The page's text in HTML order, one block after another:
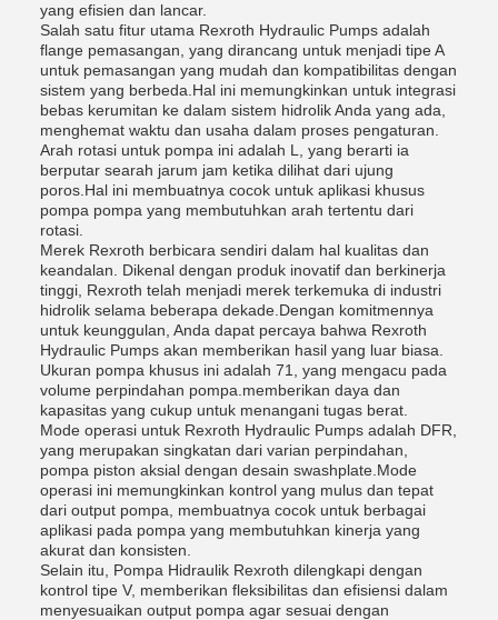
yang efisien dan lancar.
Salah satu fitur utama Rexroth Hydraulic Pumps adalah
flange pemasangan, yang dirancang untuk menjadi tipe A
untuk pemasangan yang mudah dan kompatibilitas dengan
sistem yang berbeda.Hal ini memungkinkan untuk integrasi
bebas kerumitan ke dalam sistem hidrolik Anda yang ada,
menghemat waktu dan usaha dalam proses pengaturan.
Arah rotasi untuk pompa ini adalah L, yang berarti ia
berputar searah jarum jam ketika dilihat dari ujung
poros.Hal ini membuatnya cocok untuk aplikasi khusus
pompa pompa yang membutuhkan arah tertentu dari
rotasi.
Merek Rexroth berbicara sendiri dalam hal kualitas dan
keandalan. Dikenal dengan produk inovatif dan berkinerja
tinggi, Rexroth telah menjadi merek terkemuka di industri
hidrolik selama beberapa dekade.Dengan komitmennya
untuk keunggulan, Anda dapat percaya bahwa Rexroth
Hydraulic Pumps akan memberikan hasil yang luar biasa.
Ukuran pompa khusus ini adalah 71, yang mengacu pada
volume perpindahan pompa.memberikan daya dan
kapasitas yang cukup untuk menangani tugas berat.
Mode operasi untuk Rexroth Hydraulic Pumps adalah DFR,
yang merupakan singkatan dari varian perpindahan,
pompa piston aksial dengan desain swashplate.Mode
operasi ini memungkinkan kontrol yang mulus dan tepat
dari output pompa, membuatnya cocok untuk berbagai
aplikasi pada pompa yang membutuhkan kinerja yang
akurat dan konsisten.
Selain itu, Pompa Hidraulik Rexroth dilengkapi dengan
kontrol tipe V, memberikan fleksibilitas dan efisiensi dalam
menyesuaikan output pompa agar sesuai dengan